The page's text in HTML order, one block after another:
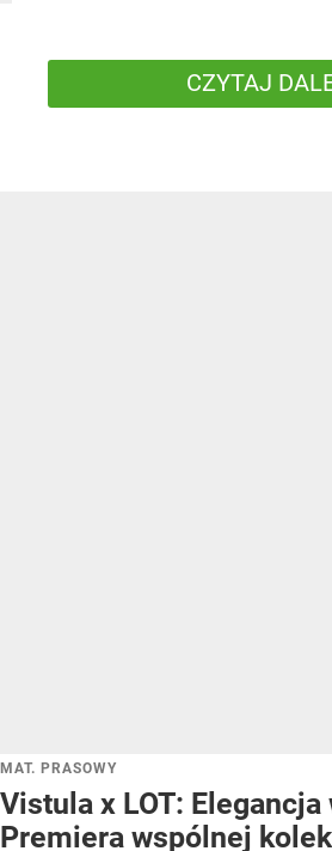
CZYTAJ
MAT. PRASOWY
Vistula x LOT: Elegancja
Premiera wspólnej